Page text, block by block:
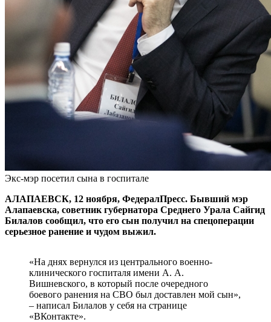
Экс-мэр посетил сына в госпитале
АЛАПАЕВСК, 12 ноября, ФедералПресс. Бывший мэр
Алапаевска, советник губернатора Среднего Урала Сайгид
Билалов сообщил, что его сын получил на спецоперации
серьезное ранение и чудом выжил.
«На днях вернулся из центрального военно-
клинического госпиталя имени А. А.
Вишневского, в который после очередного
боевого ранения на СВО был доставлен мой сын»,
– написал Билалов у себя на странице
«ВКонтакте».